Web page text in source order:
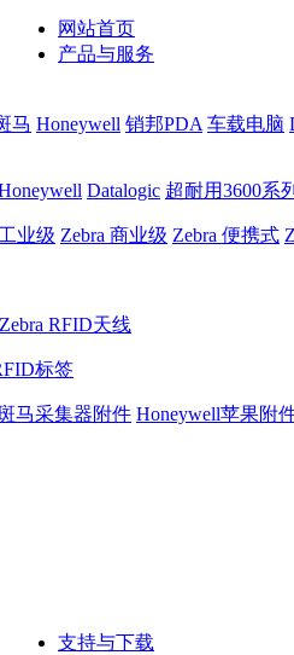
网站首页
产品与服务
马 Honeywell 销邦PDA 车载电脑
Datalogic 超耐用3600系列
业级 Zebra 商业级 Zebra 便携式
Zebra RFID天线
标签
马采集器附件 Honeywell苹果附
支持与下载